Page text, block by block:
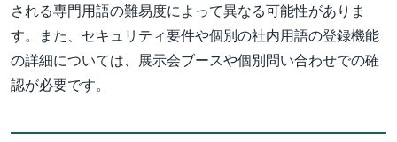
される専門用語の難易度によって異なる可能性がありま
す。また、セキュリティ要件や個別の社内用語の登録機能
の詳細については、展示会ブースや個別問い合わせでの確
認が必要です。